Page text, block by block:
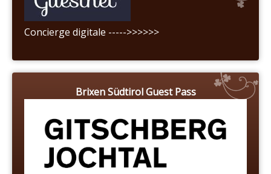
Concierge digitale ----->>>>>>
Brixen Südtirol Guest Pass